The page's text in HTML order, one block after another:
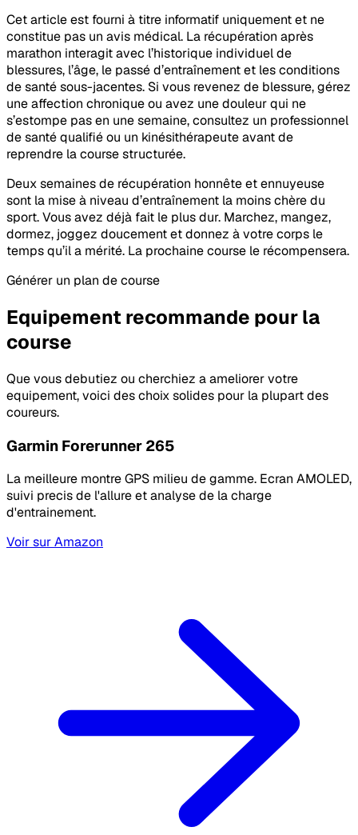
Cet article est fourni à titre informatif uniquement et ne
constitue pas un avis médical. La récupération après
marathon interagit avec l’historique individuel de
blessures, l’âge, le passé d’entraînement et les conditions
de santé sous-jacentes. Si vous revenez de blessure, gérez
une affection chronique ou avez une douleur qui ne
s’estompe pas en une semaine, consultez un professionnel
de santé qualifié ou un kinésithérapeute avant de
reprendre la course structurée.
Deux semaines de récupération honnête et ennuyeuse
sont la mise à niveau d’entraînement la moins chère du
sport. Vous avez déjà fait le plus dur. Marchez, mangez,
dormez, joggez doucement et donnez à votre corps le
temps qu’il a mérité. La prochaine course le récompensera.
Générer un plan de course
Equipement recommande pour la
course
Que vous debutiez ou cherchiez a ameliorer votre
equipement, voici des choix solides pour la plupart des
coureurs.
Garmin Forerunner 265
La meilleure montre GPS milieu de gamme. Ecran AMOLED,
suivi precis de l'allure et analyse de la charge
d'entrainement.
Voir sur Amazon